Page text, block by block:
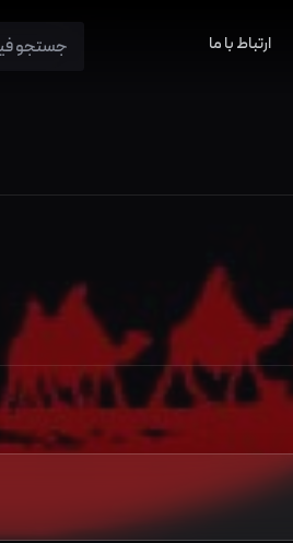
ارتباط با ما